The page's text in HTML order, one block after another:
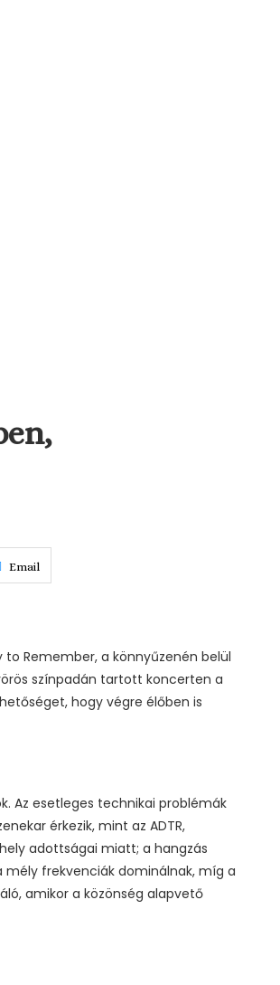
Email
to Remember, a könnyűzenén belül
színpadán tartott koncerten a
hogy végre élőben is
Az esetleges technikai problémák
érkezik, mint az ADTR,
adottságai miatt; a hangzás
frekvenciák dominálnak, míg a
amikor a közönség alapvető